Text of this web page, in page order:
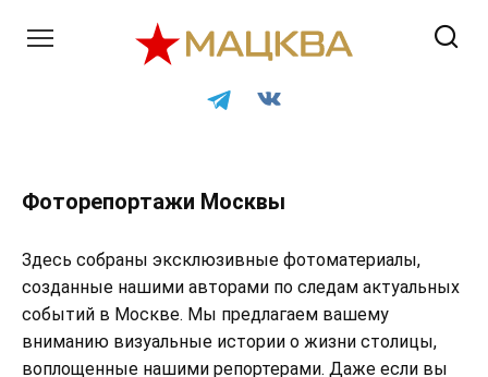
Фоторепортажи Москвы
Здесь собраны эксклюзивные фотоматериалы,
созданные нашими авторами по следам актуальных
событий в Москве. Мы предлагаем вашему
вниманию визуальные истории о жизни столицы,
воплощенные нашими репортерами. Даже если вы